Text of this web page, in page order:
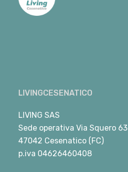
LIVINGCESENATICO
LIVING SAS
Sede operativa Via Squero 63
47042 Cesenatico (FC)
p.iva 04626460408